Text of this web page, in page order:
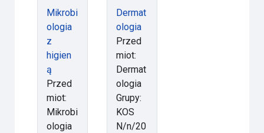
Mikrobi
ologia
z
higien
ą
Przed
miot:
Mikrobi
ologia
Dermat
ologia
Przed
miot:
Dermat
ologia
Grupy:
KOS
N/n/20